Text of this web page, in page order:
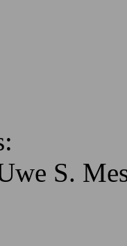
S.